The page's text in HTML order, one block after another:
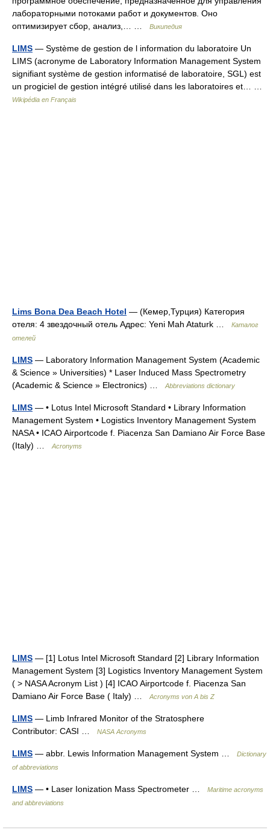
лабораторными потоками работ и документов. Оно
оптимизирует сбор, анализ,… …
Википедия
LIMS — Système de gestion de l information du laboratoire Un
LIMS (acronyme de Laboratory Information Management System
signifiant système de gestion informatisé de laboratoire, SGL) est
un progiciel de gestion intégré utilisé dans les laboratoires et… …
Wikipédia en Français
Lims Bona Dea Beach Hotel — (Кемер,Турция) Категория
отеля: 4 звездочный отель Адрес: Yeni Mah Ataturk …
Каталог
отелей
LIMS — Laboratory Information Management System (Academic
& Science » Universities) * Laser Induced Mass Spectrometry
(Academic & Science » Electronics) …
Abbreviations dictionary
LIMS — • Lotus Intel Microsoft Standard • Library Information
Management System • Logistics Inventory Management System
NASA • ICAO Airportcode f. Piacenza San Damiano Air Force Base
(Italy) …
Acronyms
LIMS — [1] Lotus Intel Microsoft Standard [2] Library Information
Management System [3] Logistics Inventory Management System
( > NASA Acronym List ) [4] ICAO Airportcode f. Piacenza San
Damiano Air Force Base ( Italy) …
Acronyms von A bis Z
LIMS — Limb Infrared Monitor of the Stratosphere
Contributor: CASI …
NASA Acronyms
LIMS — abbr. Lewis Information Management System …
Dictionary
of abbreviations
LIMS — • Laser Ionization Mass Spectrometer …
Maritime acronyms
and abbreviations